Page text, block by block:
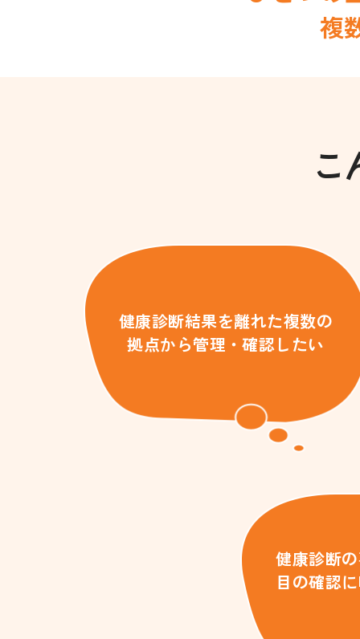
複
こ
健康診断結果を離れた複数の
拠点から管理・確認したい
健康診断
目の確認